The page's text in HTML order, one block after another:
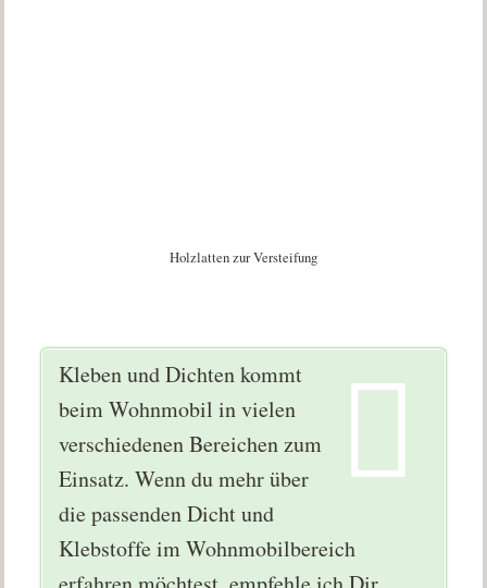
Holzlatten zur Versteifung
Kleben und Dichten kommt
beim Wohnmobil in vielen
verschiedenen Bereichen zum
Einsatz. Wenn du mehr über
die passenden Dicht und
Klebstoffe im Wohnmobilbereich